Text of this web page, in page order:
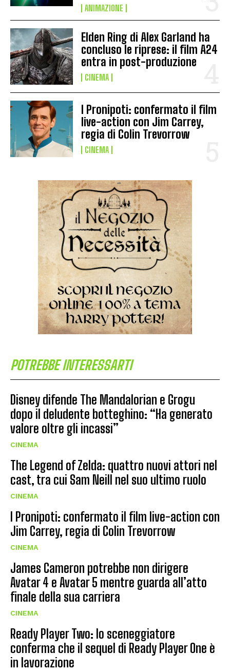
ANIMAZIONE
Elden Ring di Alex Garland ha
concluso le riprese: il film A24
entra in post-produzione
CINEMA
I Pronipoti: confermato il film
live-action con Jim Carrey,
regia di Colin Trevorrow
CINEMA
POTREBBE INTERESSARTI
Disney difende The Mandalorian e Grogu
dopo il deludente botteghino: “Ha generato
valore oltre gli incassi”
CINEMA
The Legend of Zelda: quattro nuovi attori nel
cast, tra cui Sam Neill nel suo ultimo ruolo
CINEMA
I Pronipoti: confermato il film live-action con
Jim Carrey, regia di Colin Trevorrow
CINEMA
James Cameron potrebbe non dirigere
Avatar 4 e Avatar 5 mentre guarda all’atto
finale della sua carriera
CINEMA
Ready Player Two: lo sceneggiatore
conferma che il sequel di Ready Player One è
in lavorazione